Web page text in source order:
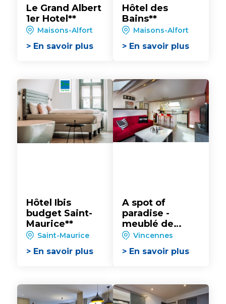
Le Grand Albert
1er Hotel**
Maisons-Alfort
> En savoir plus
Hôtel des
Bains**
Maisons-Alfort
> En savoir plus
Hôtel Ibis
budget Saint-
Maurice**
Saint-Maurice
> En savoir plus
A spot of
paradise -
meublé de
tourisme
Vincennes
> En savoir plus